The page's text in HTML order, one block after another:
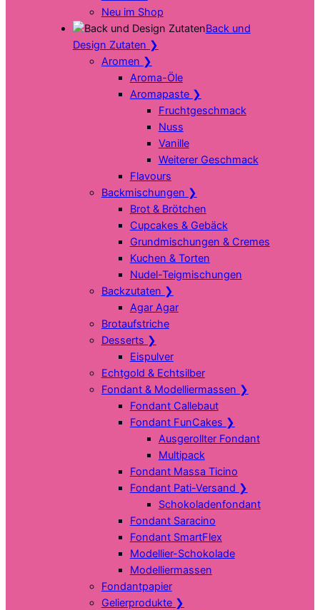
Neu im Shop
Back und
Design Zutaten ❯
Aromen ❯
Aroma-Öle
Aromapaste ❯
Fruchtgeschmack
Nuss
Vanille
Weiterer Geschmack
Flavours
Backmischungen ❯
Brot & Brötchen
Cupcakes & Gebäck
Grundmischungen & Cremes
Kuchen & Torten
Nudel-Teigmischungen
Backzutaten ❯
Agar Agar
Brotaufstriche
Desserts ❯
Eispulver
Echtgold & Echtsilber
Fondant & Modelliermassen ❯
Fondant Callebaut
Fondant FunCakes ❯
Ausgerollter Fondant
Multipack
Fondant Massa Ticino
Fondant Pati-Versand ❯
Schokoladenfondant
Fondant Saracino
Fondant SmartFlex
Modellier-Schokolade
Modelliermassen
Fondantpapier
Gelierprodukte ❯